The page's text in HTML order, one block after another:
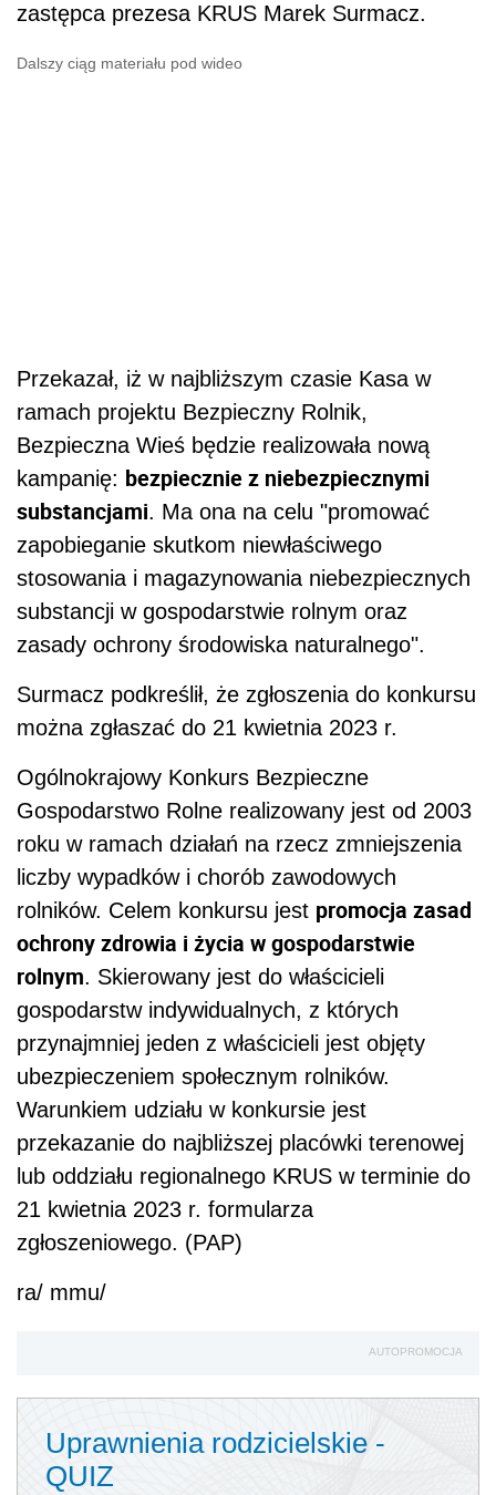
zastępca prezesa KRUS Marek Surmacz.
Dalszy ciąg materiału pod wideo
Przekazał, iż w najbliższym czasie Kasa w
ramach projektu Bezpieczny Rolnik,
Bezpieczna Wieś będzie realizowała nową
kampanię: bezpiecznie z niebezpiecznymi
substancjami. Ma ona na celu "promować
zapobieganie skutkom niewłaściwego
stosowania i magazynowania niebezpiecznych
substancji w gospodarstwie rolnym oraz
zasady ochrony środowiska naturalnego".
Surmacz podkreślił, że zgłoszenia do konkursu
można zgłaszać do 21 kwietnia 2023 r.
Ogólnokrajowy Konkurs Bezpieczne
Gospodarstwo Rolne realizowany jest od 2003
roku w ramach działań na rzecz zmniejszenia
liczby wypadków i chorób zawodowych
rolników. Celem konkursu jest promocja zasad
ochrony zdrowia i życia w gospodarstwie
rolnym. Skierowany jest do właścicieli
gospodarstw indywidualnych, z których
przynajmniej jeden z właścicieli jest objęty
ubezpieczeniem społecznym rolników.
Warunkiem udziału w konkursie jest
przekazanie do najbliższej placówki terenowej
lub oddziału regionalnego KRUS w terminie do
21 kwietnia 2023 r. formularza
zgłoszeniowego. (PAP)
ra/ mmu/
AUTOPROMOCJA
Uprawnienia rodzicielskie -
QUIZ